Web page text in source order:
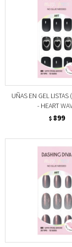
UÑAS EN GEL LISTAS
- HEART
$ 899